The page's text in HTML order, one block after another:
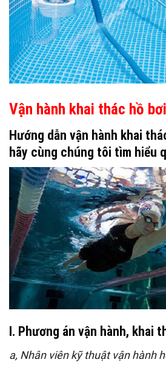
Vận hành khai thác hồ bơi
Hướng dẫn vận hành khai
hãy cùng chúng tôi tìm hiểu
I. Phương án vận hành, khai
a, Nhân viên kỹ thuật vận hành